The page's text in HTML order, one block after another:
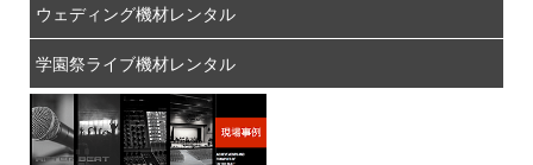
ウェディング機材レンタル
学園祭ライブ機材レンタル